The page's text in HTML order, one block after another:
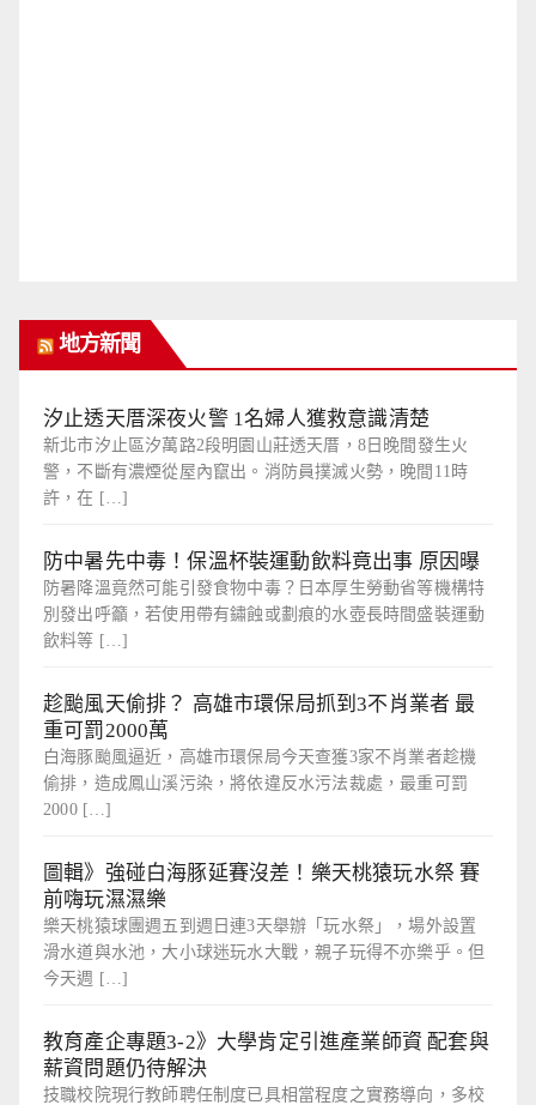
地方新聞
汐止透天厝深夜火警 1名婦人獲救意識清楚
新北市汐止區汐萬路2段明園山莊透天厝，8日晚間發生火
警，不斷有濃煙從屋內竄出。消防員撲滅火勢，晚間11時
許，在 […]
防中暑先中毒！保溫杯裝運動飲料竟出事 原因曝
防暑降溫竟然可能引發食物中毒？日本厚生勞動省等機構特
別發出呼籲，若使用帶有鏽蝕或劃痕的水壺長時間盛裝運動
飲料等 […]
趁颱風天偷排？ 高雄市環保局抓到3不肖業者 最
重可罰2000萬
白海豚颱風逼近，高雄市環保局今天查獲3家不肖業者趁機
偷排，造成鳳山溪污染，將依違反水污法裁處，最重可罰
2000 […]
圖輯》強碰白海豚延賽沒差！樂天桃猿玩水祭 賽
前嗨玩濕濕樂
樂天桃猿球團週五到週日連3天舉辦「玩水祭」，場外設置
滑水道與水池，大小球迷玩水大戰，親子玩得不亦樂乎。但
今天週 […]
教育產企專題3-2》大學肯定引進產業師資 配套與
薪資問題仍待解決
技職校院現行教師聘任制度已具相當程度之實務導向，多校